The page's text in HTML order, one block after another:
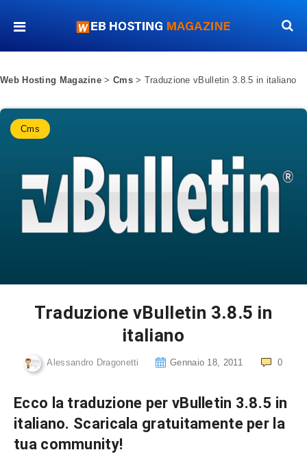
Web Hosting Magazine > Cms> Traduzione vBulletin 3.8.5 in italiano
Cms
Traduzione vBulletin 3.8.5 in
italiano
Alessandro Dragonetti Gennaio 18, 2011 0
Ecco la traduzione per vBulletin 3.8.5 in
italiano. Scaricala gratuitamente per la
tua community!